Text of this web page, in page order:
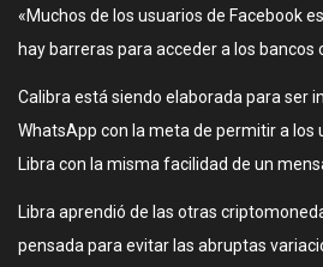
«Muchos de los usuarios de Facebook
hay barreras para acceder a los bancos
Calibra está siendo elaborada para ser
WhatsApp con la meta de permitir a los
Libra con la misma facilidad de un
Libra aprendió de las otras
pensada para evitar las abruptas